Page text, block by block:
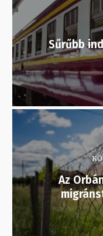
Sűrűbb
Az